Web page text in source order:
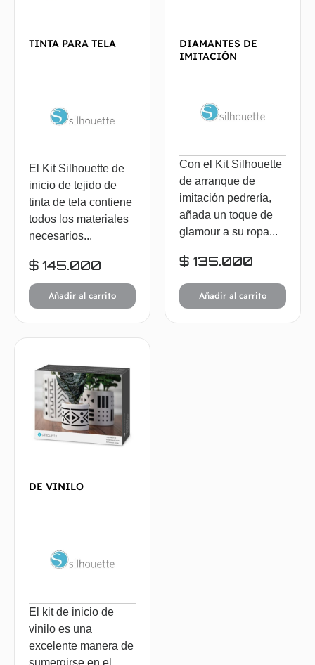
TINTA PARA TELA
El Kit Silhouette de
inicio de tejido de
tinta de tela contiene
todos los materiales
necesarios...
$ 145.000
Añadir al carrito
DIAMANTES DE
IMITACIÓN
Con el Kit Silhouette
de arranque de
imitación pedrería,
añada un toque de
glamour a su ropa...
$ 135.000
Añadir al carrito
DE VINILO
El kit de inicio de
vinilo es una
excelente manera de
sumergirse en el